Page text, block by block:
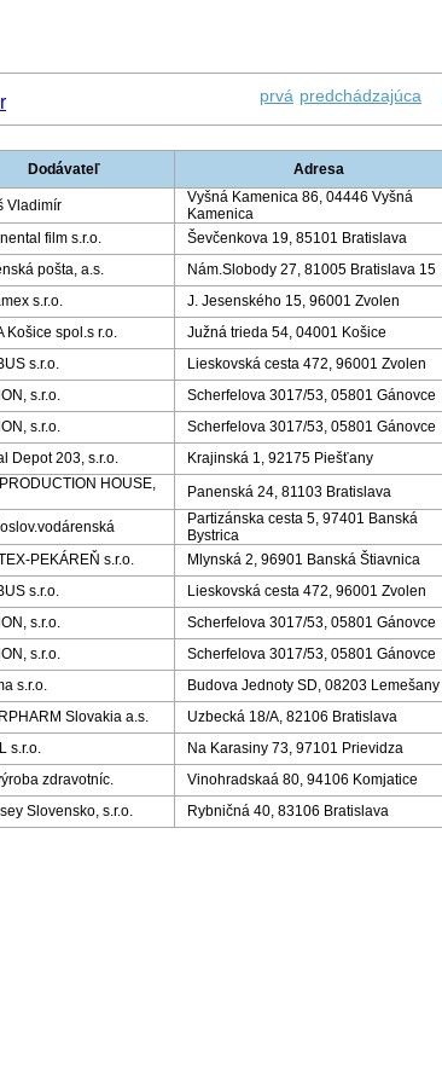
prvá predchádzajúca
Dodávateľ Adresa
Vladimír
Vyšná Kamenica 86, 04446 Vyšná
Kamenica
film s.r.o. Ševčenkova 19, 85101 Bratislava
pošta, a.s. Nám.Slobody 27, 81005 Bratislava 15
s.r.o. J. Jesenského 15, 96001 Zvolen
Košice spol.s r.o. Južná trieda 54, 04001 Košice
s.r.o. Lieskovská cesta 472, 96001 Zvolen
s.r.o. Scherfelova 3017/53, 05801 Gánovce
s.r.o. Scherfelova 3017/53, 05801 Gánovce
Depot 203, s.r.o. Krajinská 1, 92175 Piešťany
HOUSE,
Panenská 24, 81103 Bratislava
Partizánska cesta 5, 97401 Banská
Bystrica
PEKÁREŇ s.r.o. Mlynská 2, 96901 Banská Štiavnica
s.r.o. Lieskovská cesta 472, 96001 Zvolen
s.r.o. Scherfelova 3017/53, 05801 Gánovce
s.r.o. Scherfelova 3017/53, 05801 Gánovce
s.r.o. Budova Jednoty SD, 08203 Lemešany
Slovakia a.s. Uzbecká 18/A, 82106 Bratislava
s.r.o. Na Karasiny 73, 97101 Prievidza
zdravotníc. Vinohradskaá 80, 94106 Komjatice
Slovensko, s.r.o. Rybničná 40, 83106 Bratislava